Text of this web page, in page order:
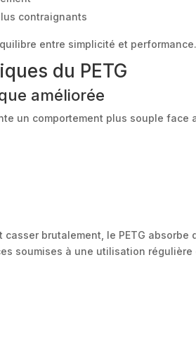
contraignants
entre simplicité et performance.
du PETG
améliorée
un comportement plus souple
brutalement, le PETG
soumises à une utilisation